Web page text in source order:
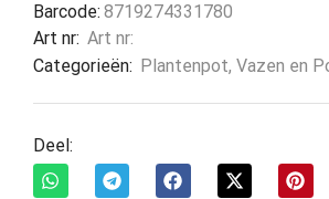
Barcode: 8719274331780
Art nr: Art nr:
Categorieën: Plantenpot, Vazen en
Deel: